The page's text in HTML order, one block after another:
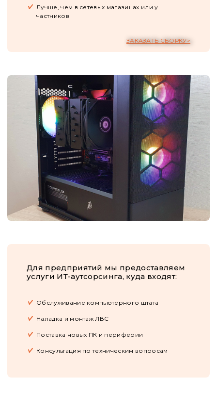
Лучше, чем в сетевых магазинах или у
частников
ЗАКАЗАТЬ СБОРКУ>
Для предприятий мы предоставляем
услуги ИТ-аутсорсинга, куда входят:
Обслуживание компьютерного штата
Наладка и монтаж ЛВС
Поставка новых ПК и периферии
Консультация по техническим вопросам